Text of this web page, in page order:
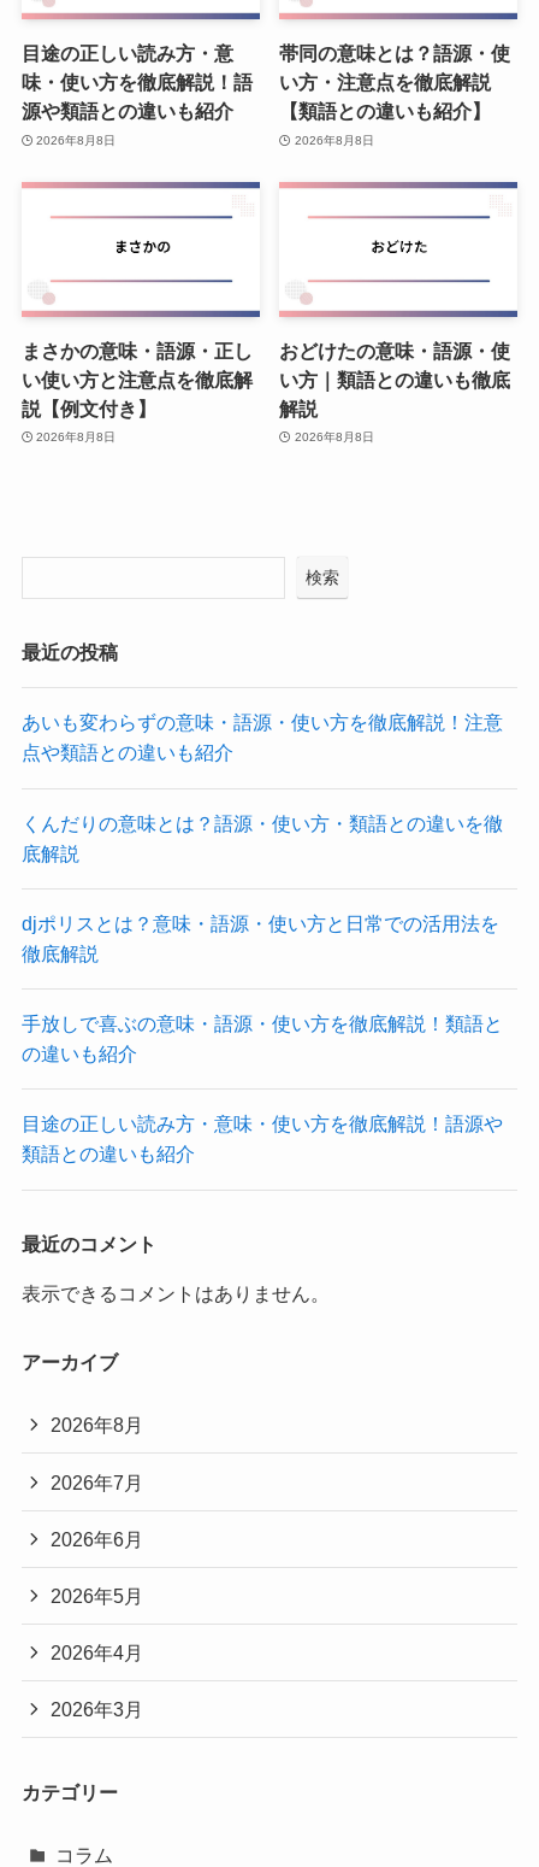
目途の正しい読み方・意
味・使い方を徹底解説！語
源や類語との違いも紹介
2026年8月8日
帯同の意味とは？語源・使
い方・注意点を徹底解説
【類語との違いも紹介】
2026年8月8日
まさかの意味・語源・正し
い使い方と注意点を徹底解
説【例文付き】
2026年8月8日
おどけたの意味・語源・使
い方｜類語との違いも徹底
解説
2026年8月8日
検索
最近の投稿
あいも変わらずの意味・語源・使い方を徹底解説！注意
点や類語との違いも紹介
くんだりの意味とは？語源・使い方・類語との違いを徹
底解説
djポリスとは？意味・語源・使い方と日常での活用法を
徹底解説
手放しで喜ぶの意味・語源・使い方を徹底解説！類語と
の違いも紹介
目途の正しい読み方・意味・使い方を徹底解説！語源や
類語との違いも紹介
最近のコメント
表示できるコメントはありません。
アーカイブ
2026年8月
2026年7月
2026年6月
2026年5月
2026年4月
2026年3月
カテゴリー
コラム